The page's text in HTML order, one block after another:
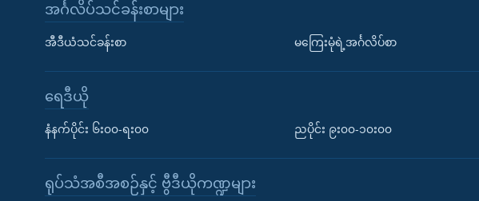
အင်္ဂလိပ်သင်ခန်းစာများ
အီဒီယံသင်ခန်းစာ မကြေးမုံရဲ့အင်္ဂလိပ်စာ
ရေဒီယို
နံနက်ပိုင်း ၆း၀၀-ရး၀၀ ညပိုင်း ၉း၀၀-၁၀း၀၀
ရုပ်သံအစီအစဉ်နှင့် ဗွီဒီယိုကဏ္ဍများ